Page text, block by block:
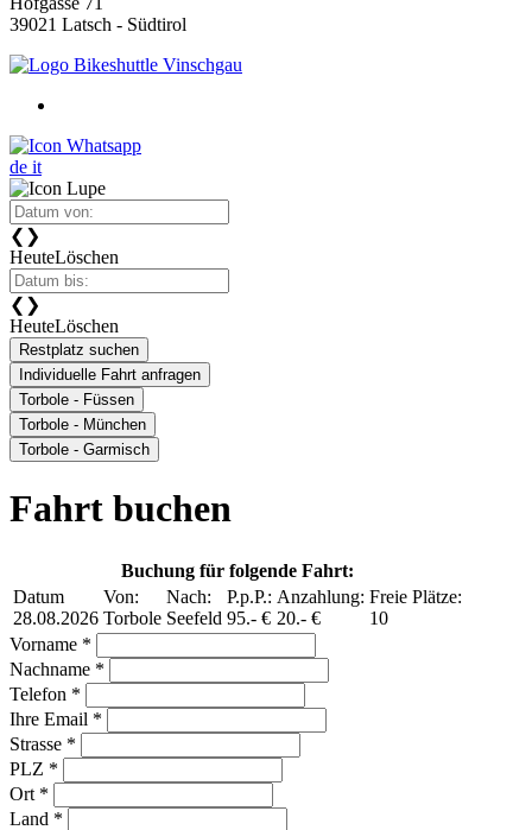
39021 Latsch - Südtirol
de it
❮ ❯
HeuteLöschen
❮ ❯
HeuteLöschen
Restplatz suchen
Individuelle Fahrt anfragen
Torbole - Füssen
Torbole - München
Torbole - Garmisch
Fahrt buchen
Buchung für folgende Fahrt:
Datum
28.08.2026
Von:
Torbole
Nach:
Seefeld
P.p.P.:
95.- €
Anzahlung:
20.- €
Freie Plätze:
10
Vorname *
Nachname *
Telefon *
Ihre Email *
Strasse *
PLZ *
Ort *
Land *